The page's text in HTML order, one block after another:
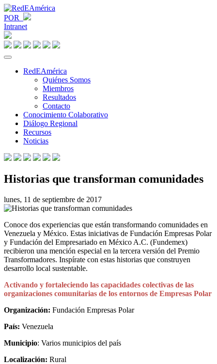
POR
Intranet
RedEAmérica
Quiénes Somos
Miembros
Resultados
Contacto
Conocimiento Colaborativo
Diálogo Regional
Recursos
Noticias
Historias que transforman comunidades
lunes, 11 de septiembre de 2017
Conoce dos experiencias que están transformando comunidades en
Venezuela y México. Estas iniciativas de Fundación Empresas Polar
y Fundación del Empresariado en México A.C. (Fundemex)
recibieron una mención especial en la tercera versión del Premio
Transformadores. Inspírate con estas historias que construyen
desarrollo local sustentable.
Activando y fortaleciendo las capacidades colectivas de las
organizaciones comunitarias de los entornos de Empresas Polar
Organización: Fundación Empresas Polar
País: Venezuela
Municipio: Varios municipios del país
Localización: Rural